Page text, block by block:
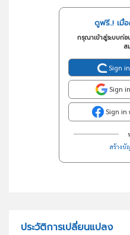
ดูฟรี..! เมื่
กรุณาเข้าสู่ระบบก่
ส
Sign
Sign
Sign in
สร้างบั
ประวัติการเปลี่ยนแปลง